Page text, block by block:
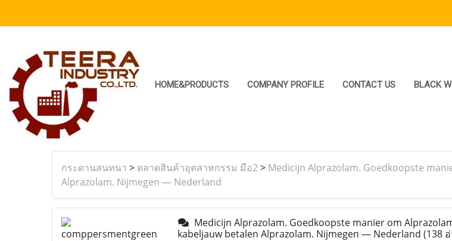
HOME&PRODUCTS COMPANY PROFILE CONTACT US BLACK
กระดานสนทนา > ตลาดสินค้าอุตสาหกรรม มือ2> Medicijn Alprazolam. Goedkoopste
Alprazolam. Nijmegen — Nederland
Medicijn Alprazolam. Goedkoopste manier om
kabeljauw betalen Alprazolam. Nijmegen — Nederland (138